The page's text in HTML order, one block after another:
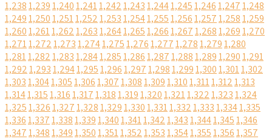
1,2381,2391,2401,2411,2421,2431,2441,2451,2461,2471,248
1,2491,2501,2511,2521,2531,2541,2551,2561,2571,2581,259
1,2601,2611,2621,2631,2641,2651,2661,2671,2681,2691,270
1,2711,2721,2731,2741,2751,2761,2771,2781,2791,280
1,2811,2821,2831,2841,2851,2861,2871,2881,2891,2901,291
1,2921,2931,2941,2951,2961,2971,2981,2991,3001,3011,302
1,3031,3041,3051,3061,3071,3081,3091,3101,3111,3121,313
1,3141,3151,3161,3171,3181,3191,3201,3211,3221,3231,324
1,3251,3261,3271,3281,3291,3301,3311,3321,3331,3341,335
1,3361,3371,3381,3391,3401,3411,3421,3431,3441,3451,346
1,3471,3481,3491,3501,3511,3521,3531,3541,3551,3561,357